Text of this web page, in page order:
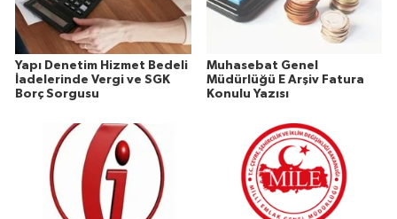
Yapı Denetim Hizmet Bedeli
İadelerinde Vergi ve SGK
Borç Sorgusu
Muhasebat Genel
Müdürlüğü E Arşiv Fatura
Konulu Yazısı